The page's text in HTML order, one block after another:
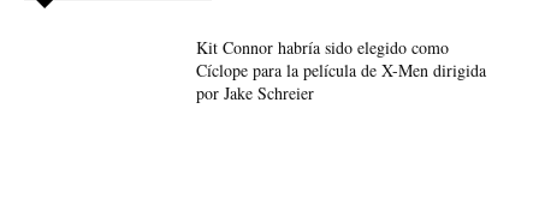
Kit Connor habría sido elegido como
Cíclope para la película de X-Men dirigida
por Jake Schreier